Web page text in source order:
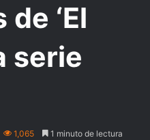
‘El
serie
1,065 1 minuto de lectura